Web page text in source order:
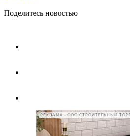
Поделитесь новостью